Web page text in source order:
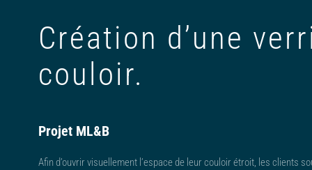
Création d’une
couloir.
Projet ML&B
Afin d’ouvrir visuellement l’espace de leur couloir étroit, les clients